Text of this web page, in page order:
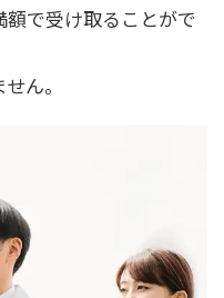
で受け取ることがで
ん。